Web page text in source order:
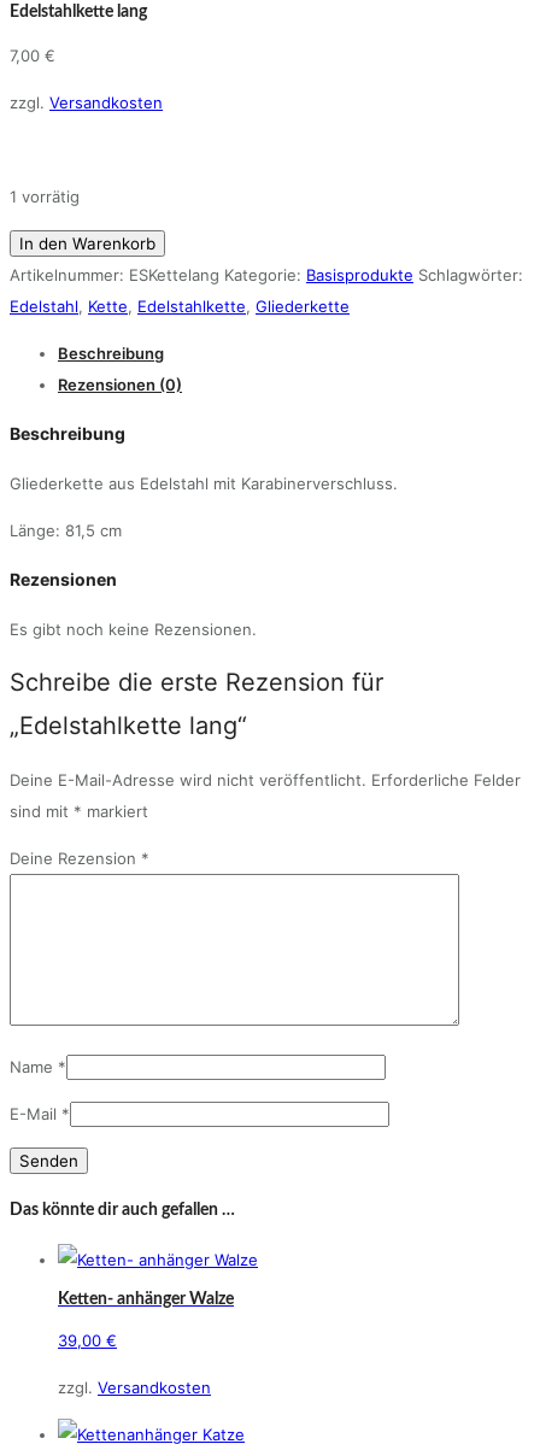
Edelstahlkette lang
7,00 €
zzgl. Versandkosten
1 vorrätig
Edelstahlkette
lang
Menge
In den Warenkorb
Artikelnummer: ESKettelang Kategorie: Basisprodukte Schlagwörter:
Edelstahl, Kette, Edelstahlkette, Gliederkette
Beschreibung
Rezensionen (0)
Beschreibung
Gliederkette aus Edelstahl mit Karabinerverschluss.
Länge: 81,5 cm
Rezensionen
Es gibt noch keine Rezensionen.
Schreibe die erste Rezension für
„Edelstahlkette lang“
Deine E-Mail-Adresse wird nicht veröffentlicht. Erforderliche Felder
sind mit * markiert
Deine Rezension *
Name *
E-Mail *
Das könnte dir auch gefallen …
Ketten- anhänger Walze
39,00 €
Produkt
weist
zzgl. Versandkosten